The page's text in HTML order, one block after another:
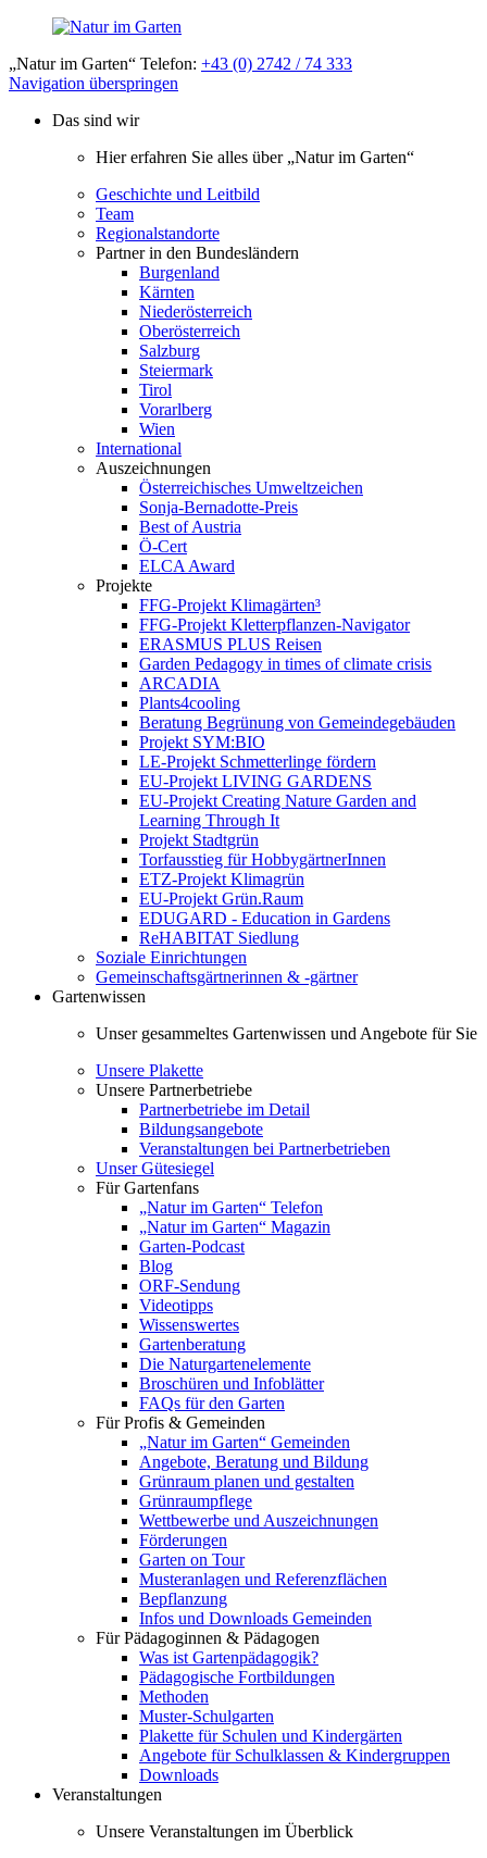
„Natur im Garten“ Telefon: +43 (0) 2742 / 74 333
Navigation überspringen
Das sind wir
Hier erfahren Sie alles über „Natur im Garten“
Geschichte und Leitbild
Team
Regionalstandorte
Partner in den Bundesländern
Burgenland
Kärnten
Niederösterreich
Oberösterreich
Salzburg
Steiermark
Tirol
Vorarlberg
Wien
International
Auszeichnungen
Österreichisches Umweltzeichen
Sonja-Bernadotte-Preis
Best of Austria
Ö-Cert
ELCA Award
Projekte
FFG-Projekt Klimagärten³
FFG-Projekt Kletterpflanzen-Navigator
ERASMUS PLUS Reisen
Garden Pedagogy in times of climate crisis
ARCADIA
Plants4cooling
Beratung Begrünung von Gemeindegebäuden
Projekt SYM:BIO
LE-Projekt Schmetterlinge fördern
EU-Projekt LIVING GARDENS
EU-Projekt Creating Nature Garden and
Learning Through It
Projekt Stadtgrün
Torfausstieg für HobbygärtnerInnen
ETZ-Projekt Klimagrün
EU-Projekt Grün.Raum
EDUGARD - Education in Gardens
ReHABITAT Siedlung
Soziale Einrichtungen
Gemeinschaftsgärtnerinnen & -gärtner
Gartenwissen
Unser gesammeltes Gartenwissen und Angebote für Sie
Unsere Plakette
Unsere Partnerbetriebe
Partnerbetriebe im Detail
Bildungsangebote
Veranstaltungen bei Partnerbetrieben
Unser Gütesiegel
Für Gartenfans
„Natur im Garten“ Telefon
„Natur im Garten“ Magazin
Garten-Podcast
Blog
ORF-Sendung
Videotipps
Wissenswertes
Gartenberatung
Die Naturgartenelemente
Broschüren und Infoblätter
FAQs für den Garten
Für Profis & Gemeinden
„Natur im Garten“ Gemeinden
Angebote, Beratung und Bildung
Grünraum planen und gestalten
Grünraumpflege
Wettbewerbe und Auszeichnungen
Förderungen
Garten on Tour
Musteranlagen und Referenzflächen
Bepflanzung
Infos und Downloads Gemeinden
Für Pädagoginnen & Pädagogen
Was ist Gartenpädagogik?
Pädagogische Fortbildungen
Methoden
Muster-Schulgarten
Plakette für Schulen und Kindergärten
Angebote für Schulklassen & Kindergruppen
Downloads
Veranstaltungen
Unsere Veranstaltungen im Überblick